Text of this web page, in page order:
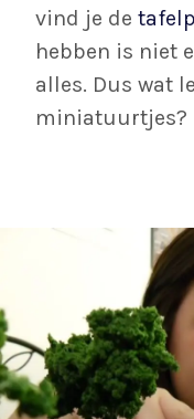
vind je de
hebben is niet
alles. Dus wat
miniatuurtjes?